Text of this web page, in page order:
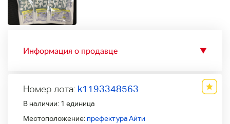
Информация о продавце ▼
Номер лота: k1193348563
В наличии: 1 единица
Местоположение: префектура Айти